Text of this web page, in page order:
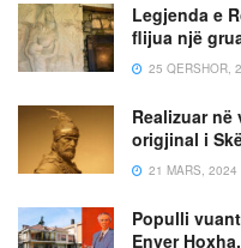
Legjenda e
flijua një
25 QERSHOR,
Realizuar
origjinal i
21 MARS, 2024
Populli
Enver